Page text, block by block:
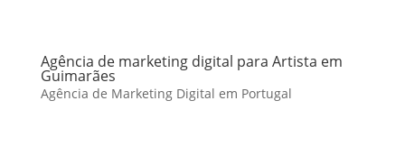
Agência de marketing digital para Artista em
Guimarães
Agência de Marketing Digital em Portugal